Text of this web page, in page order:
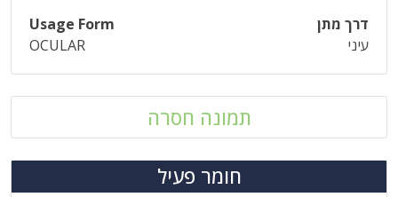
דרך מתן
Usage Form
עיני
OCULAR
תמונה חסרה
חומר פעיל